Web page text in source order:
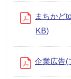
まちかど
KB)
企業広告(